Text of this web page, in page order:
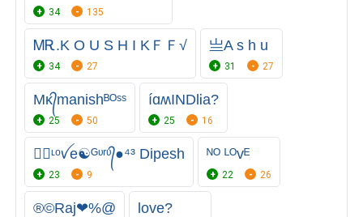
34 135
ᎷᎡ.K O U S H I KㅤＦＦ√
34 27
亗A s h u
31 27
Mᴋ᭄manishᴮᴼˢˢ
25 50
íɑʍINDlᎥa?
25 16
●⃝ᶫᵒꪜe☯ᴳᶹʳᶹ᭄●⁴³ Dipesh
23 9
ᴺᴼ ᴸᴼᴠᴱ
22 26
®©Raj❤%@ love?